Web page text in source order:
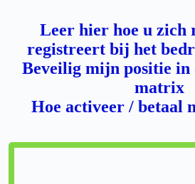
Leer hier hoe u zich
registreert bij het
Beveilig mijn positie in
matrix
Hoe activeer / betaal